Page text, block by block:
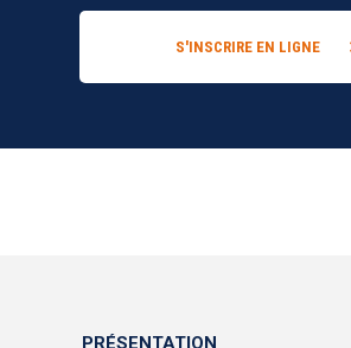
S'INSCRIRE EN LIGNE
PRÉSENTATION